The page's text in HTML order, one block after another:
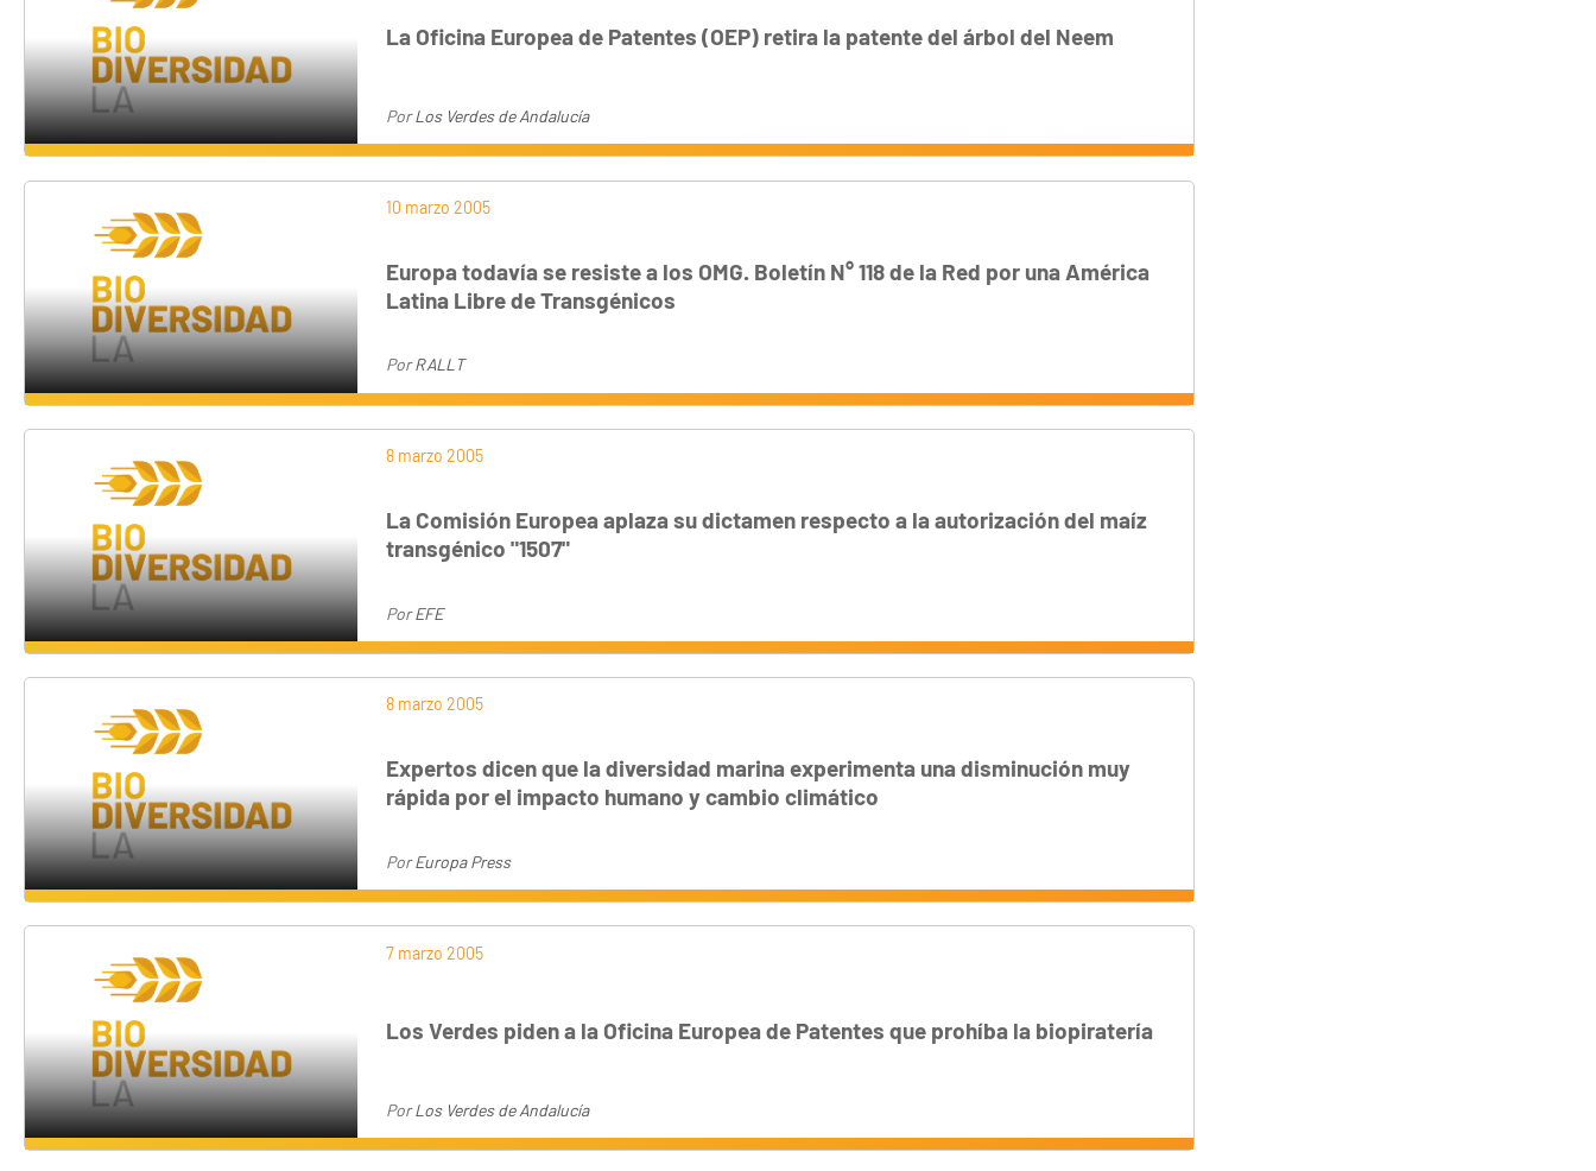
La Oficina Europea de Patentes (OEP) retira la patente del árbol del Neem
PorLos Verdes de Andalucía
10 marzo 2005
Europa todavía se resiste a los OMG. Boletín N° 118 de la Red por una América
Latina Libre de Transgénicos
PorRALLT
8 marzo 2005
La Comisión Europea aplaza su dictamen respecto a la autorización del maíz
transgénico "1507"
PorEFE
8 marzo 2005
Expertos dicen que la diversidad marina experimenta una disminución muy
rápida por el impacto humano y cambio climático
PorEuropa Press
7 marzo 2005
Los Verdes piden a la Oficina Europea de Patentes que prohíba la biopiratería
PorLos Verdes de Andalucía